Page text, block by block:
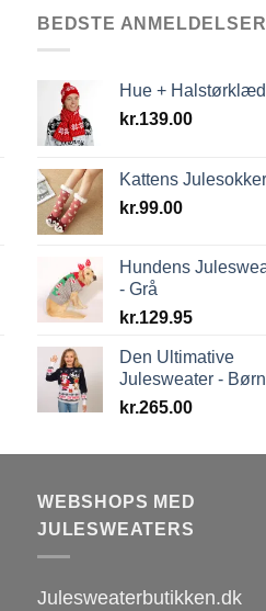
BEDSTE ANMELDELSER
Hue +
kr.139.00
Kattens Julesokker
kr.99.00
Hundens
- Grå
kr.129.95
Den Ultimative
Julesweater -
kr.265.00
WEBSHOPS MED
JULESWEATERS
Julesweaterbutikken.dk